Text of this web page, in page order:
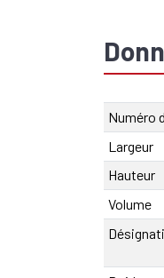
Numéro
Largeur
Hauteur
Volume